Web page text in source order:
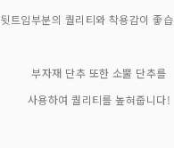
뒷트임부분의 퀄리티와 착용감이 좋
부자재 단추 또한 소뿔 단추를
사용하여 퀄리티를 높혀줍니다!